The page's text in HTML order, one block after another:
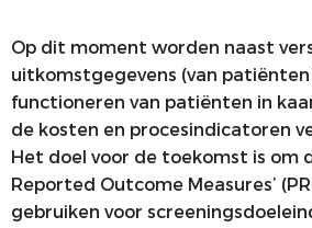
Op dit moment worden naast
uitkomstgegevens (van
functioneren van patiënten in
de kosten en procesindicatoren
Het doel voor de toekomst is om
Reported Outcome Measures’
gebruiken voor